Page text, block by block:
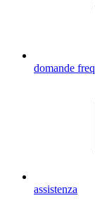
domande
assistenza